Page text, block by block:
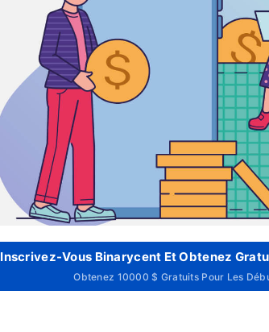
Inscrivez-Vous Binarycent Et Obtenez
Obtenez 10000 $ Gratuits Pour Les